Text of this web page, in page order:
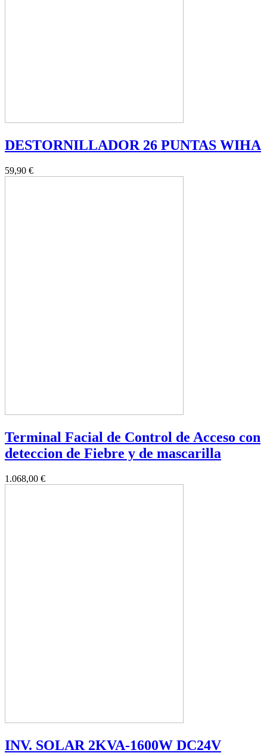
DESTORNILLADOR 26 PUNTAS WIHA
59,90 €
Terminal Facial de Control de Acceso con
deteccion de Fiebre y de mascarilla
1.068,00 €
INV. SOLAR 2KVA-1600W DC24V